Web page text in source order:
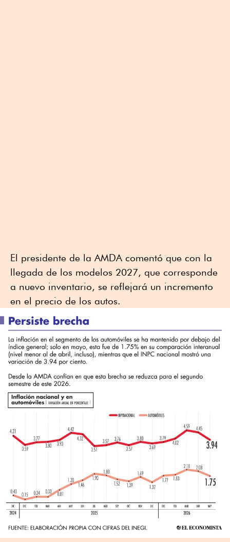
El presidente de la AMDA comentó que con la
llegada de los modelos 2027, que corresponde
a nuevo inventario, se reflejará un incremento
en el precio de los autos.